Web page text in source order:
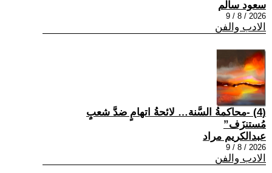
سعود سالم
2026 / 8 / 9
الادب والفن
(4) -محاكمةُ السَّنة… لائحةُ اتهامٍ ضدَّ شعبٍ
مُستنزَف”
عبدالكريم مراد
2026 / 8 / 9
الادب والفن